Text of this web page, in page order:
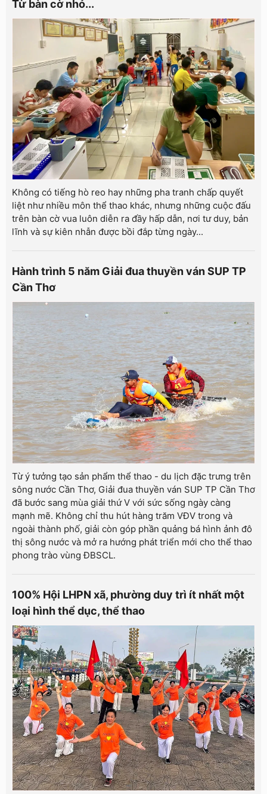
Từ bàn cờ nhỏ...
Không có tiếng hò reo hay những pha tranh chấp quyết
liệt như nhiều môn thể thao khác, nhưng những cuộc đấu
trên bàn cờ vua luôn diễn ra đầy hấp dẫn, nơi tư duy, bản
lĩnh và sự kiên nhẫn được bồi đắp từng ngày...
Hành trình 5 năm Giải đua thuyền ván SUP TP
Cần Thơ
Từ ý tưởng tạo sản phẩm thể thao - du lịch đặc trưng trên
sông nước Cần Thơ, Giải đua thuyền ván SUP TP Cần Thơ
đã bước sang mùa giải thứ V với sức sống ngày càng
mạnh mẽ. Không chỉ thu hút hàng trăm VĐV trong và
ngoài thành phố, giải còn góp phần quảng bá hình ảnh đô
thị sông nước và mở ra hướng phát triển mới cho thể thao
phong trào vùng ĐBSCL.
100% Hội LHPN xã, phường duy trì ít nhất một
loại hình thể dục, thể thao